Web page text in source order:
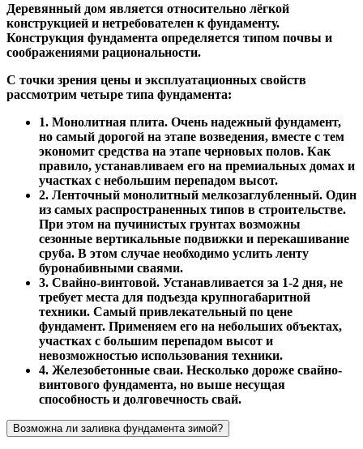
Деревянный дом является относительно лёгкой
конструкцией и нетребователен к фундаменту.
Конструкция фундамента определяется типом почвы и
соображениями рациональности.
С точки зрения цены и эксплуатационных свойств
рассмотрим четыре типа фундамента:
1. Монолитная плита. Очень надежный фундамент,
но самый дорогой на этапе возведения, вместе с тем
экономит средства на этапе черновых полов. Как
правило, устанавливаем его на премиальных домах и
участках с небольшим перепадом высот.
2. Ленточный монолитный мелкозаглубленный. Один
из самых распространенных типов в строительстве.
При этом на пучинистых грунтах возможны
сезонные вертикальные подвижки и перекашивание
сруба. В этом случае необходимо услить ленту
буронабивными сваями.
3. Свайно-винтовой. Устанавливается за 1-2 дня, не
требует места для подъезда крупногабаритной
техники. Самый привлекательный по цене
фундамент. Применяем его на небольших объектах,
участках с большим перепадом высот и
невозможностью использования техники.
4. Железобетонные сваи. Несколько дороже свайно-
винтового фундамента, но выше несущая
способность и долговечность свай.
Возможна ли заливка фундамента зимой?